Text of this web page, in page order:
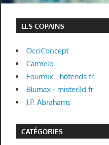
LES COPAINS
OcciConcept
Carmelo
Fourmix - hotends.fr
Blumax - mister3d.fr
J.P. Abrahams
CATÉGORIES